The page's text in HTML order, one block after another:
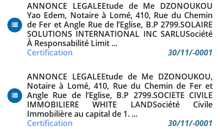
ANNONCE LEGALEEtude de Me DZONOUKOU
Yao Edem, Notaire à Lomé, 410, Rue du Chemin
de Fer et Angle Rue de l’Eglise, B.P 2799.SOLAIRE
SOLUTIONS INTERNATIONAL INC SARLUSociété
À Responsabilité Limit ...
Certification
30/11/-0001
ANNONCE LEGALEEtude de Me DZONOUKOU,
Notaire à Lomé, 410, Rue du Chemin de Fer et
Angle Rue de l’Eglise, B.P 2799.SOCIETE CIVILE
IMMOBILIERE WHITE LANDSociété Civile
Immobilière au capital de 1. ...
Certification
30/11/-0001